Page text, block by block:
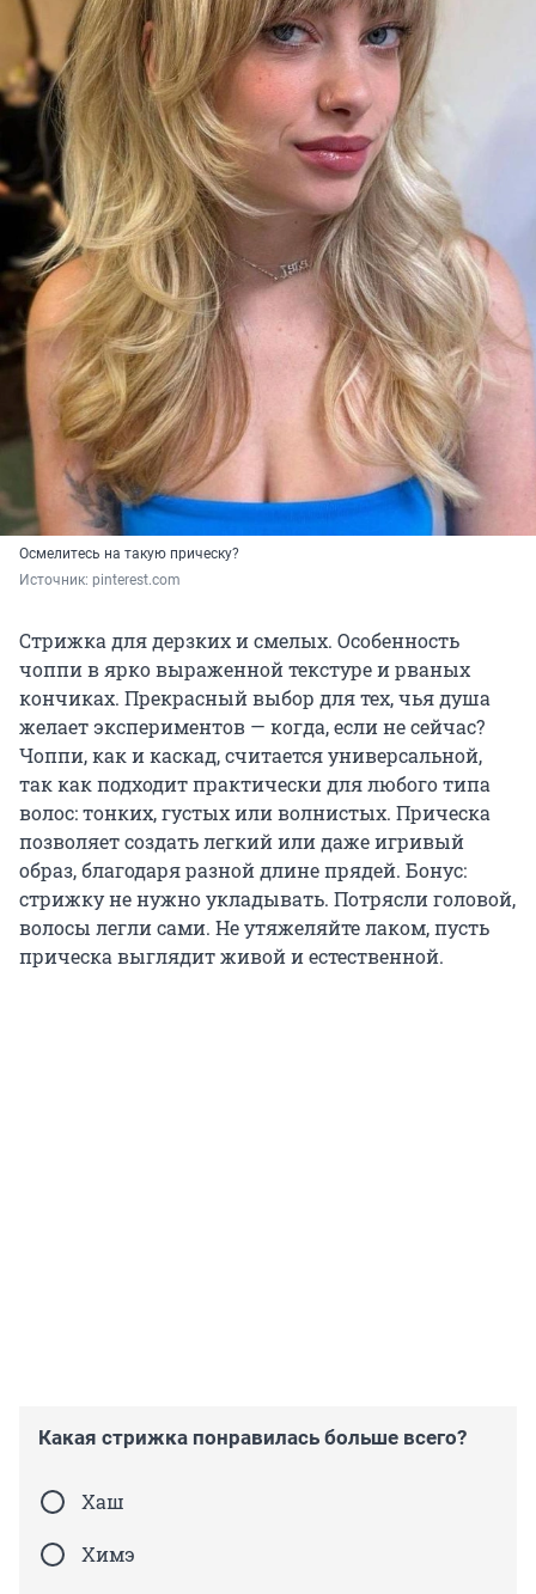
Осмелитесь на такую прическу?
Источник: pinterest.com
Стрижка для дерзких и смелых. Особенность
чоппи в ярко выраженной текстуре и рваных
кончиках. Прекрасный выбор для тех, чья душа
желает экспериментов — когда, если не сейчас?
Чоппи, как и каскад, считается универсальной,
так как подходит практически для любого типа
волос: тонких, густых или волнистых. Прическа
позволяет создать легкий или даже игривый
образ, благодаря разной длине прядей. Бонус:
стрижку не нужно укладывать. Потрясли головой,
волосы легли сами. Не утяжеляйте лаком, пусть
прическа выглядит живой и естественной.
Какая стрижка понравилась больше всего?
Хаш
Химэ